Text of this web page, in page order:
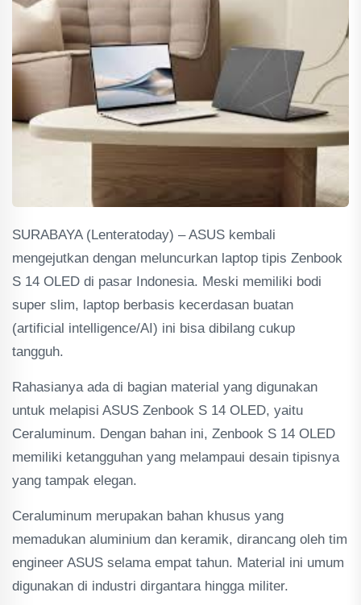
SURABAYA (Lenteratoday) – ASUS kembali
mengejutkan dengan meluncurkan laptop tipis Zenbook
S 14 OLED di pasar Indonesia. Meski memiliki bodi
super slim, laptop berbasis kecerdasan buatan
(artificial intelligence/AI) ini bisa dibilang cukup
tangguh.
Rahasianya ada di bagian material yang digunakan
untuk melapisi ASUS Zenbook S 14 OLED, yaitu
Ceraluminum. Dengan bahan ini, Zenbook S 14 OLED
memiliki ketangguhan yang melampaui desain tipisnya
yang tampak elegan.
Ceraluminum merupakan bahan khusus yang
memadukan aluminium dan keramik, dirancang oleh tim
engineer ASUS selama empat tahun. Material ini umum
digunakan di industri dirgantara hingga militer.